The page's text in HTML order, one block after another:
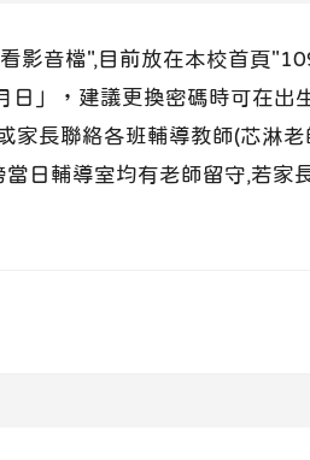
影音檔",目前放在本校首頁
」，建議更換密碼時可在出
家長聯絡各班輔導教師(芯淋
日輔導室均有老師留守,若家